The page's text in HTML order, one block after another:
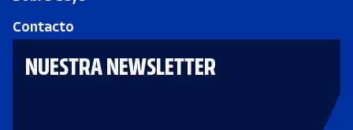
Contacto
NUESTRA NEWSLETTER